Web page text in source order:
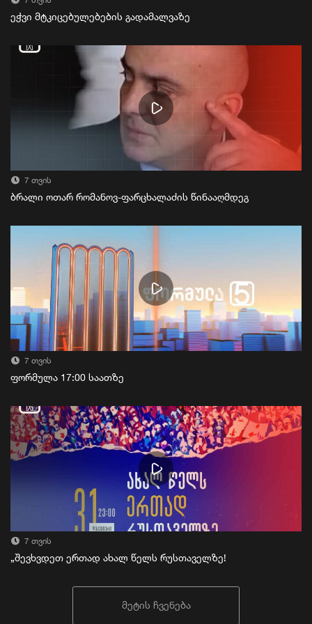
ეჭვი მტკიცებულებების გადამალვაზე
7 თვის
ბრალი ოთარ რომანოვ-ფარცხალაძის წინააღმდეგ
7 თვის
ფორმულა 17:00 საათზე
7 თვის
„შევხვდეთ ერთად ახალ წელს რუსთაველზე!
მეტის ჩვენება